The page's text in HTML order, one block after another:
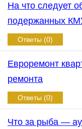
На что следует
подержанных
Ответы (0)
Евроремонт
ремонта
Ответы (0)
Что за рыба —